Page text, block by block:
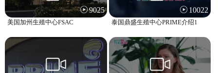
问答
关于我们
9025
美国加州生殖中心FSAC
10022
泰国鼎盛生殖中心PRIME介绍1